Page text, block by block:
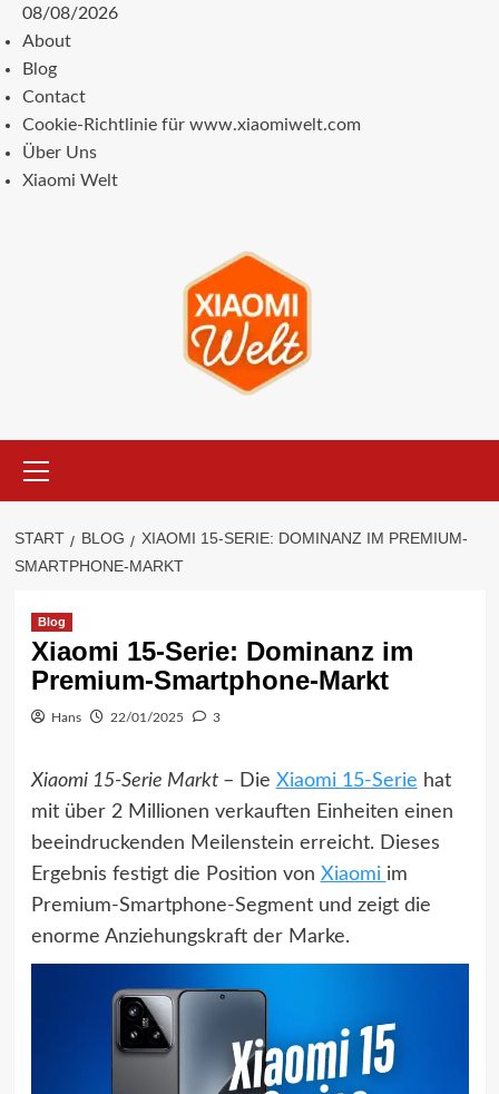
Zum
Inhalt
springen
08/08/2026
About
Blog
Contact
Cookie-Richtlinie für www.xiaomiwelt.com
Über Uns
Xiaomi Welt
Menü
START BLOG
XIAOMI 15-SERIE: DOMINANZ IM PREMIUM-
SMARTPHONE-MARKT
Blog
Xiaomi 15-Serie: Dominanz im
Premium-Smartphone-Markt
Hans 22/01/2025 3
Xiaomi 15-Serie Markt – Die Xiaomi 15-Serie hat
mit über 2 Millionen verkauften Einheiten einen
beeindruckenden Meilenstein erreicht. Dieses
Ergebnis festigt die Position von Xiaomi im
Premium-Smartphone-Segment und zeigt die
enorme Anziehungskraft der Marke.